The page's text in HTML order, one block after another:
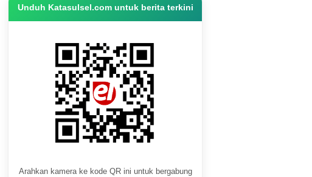
Unduh Katasulsel.com untuk berita terkini
Arahkan kamera ke kode QR ini untuk bergabung